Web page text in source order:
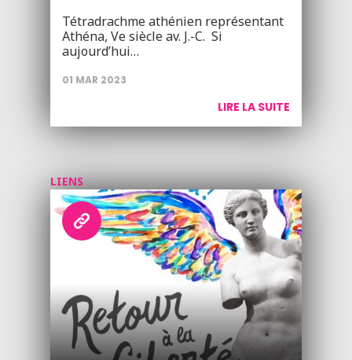
Tétradrachme athénien représentant
Athéna, Ve siècle av. J.-C. Si
aujourd’hui…
01 MAR 2023
LIRE LA SUITE
LIENS